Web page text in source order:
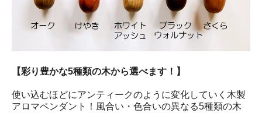
【彩り豊かな5種類の木から選べます！】
使い込むほどにアンティークのように変化していく木製
アロマペンダント！風合い・色合いの異なる5種類の木